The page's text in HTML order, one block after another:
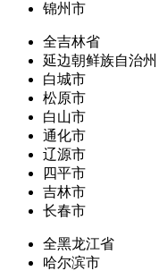
锦州市
全吉林省
延边朝鲜族自治州
白城市
松原市
白山市
通化市
辽源市
四平市
吉林市
长春市
全黑龙江省
哈尔滨市